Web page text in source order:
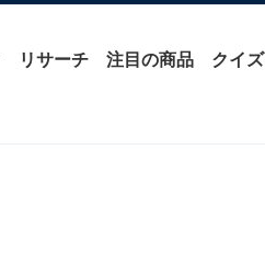
リサーチ 注目の商品 クイズ